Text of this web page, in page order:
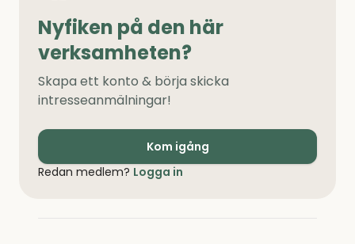
Nyfiken på den här
verksamheten?
Skapa ett konto & börja skicka
intresseanmälningar!
Kom igång
Redan medlem? Logga in